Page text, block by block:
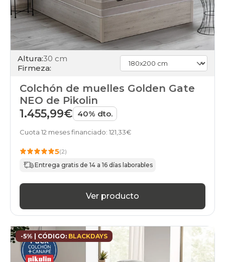
Altura:30 cm
Firmeza:
Colchón de muelles Golden Gate
NEO de Pikolin
1.455,99€ 40% dto.
Cuota 12 meses financiado: 121,33€
5(2)
Entrega gratis de 14 a 16 días laborables
Ver producto
-5% | CÓDIGO: BLACKDAYS